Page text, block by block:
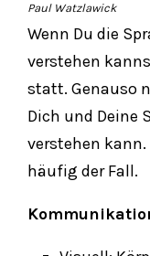
Paul Watzlawick
Wenn Du die
verstehen
statt. Genauso
Dich und Deine
verstehen
häufig der Fall.